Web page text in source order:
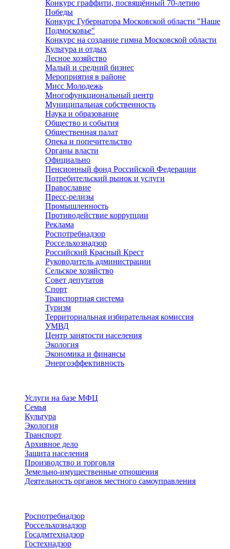
Конкурс граффити, посвящённый 70-летию
Победы
Конкурс Губернатора Московской области "Наше
Подмосковье"
Конкурс на создание гимна Московской области
Культура и отдых
Лесное хозяйство
Малый и средний бизнес
Мероприятия в районе
Мисс Молодежь
Многофункциональный центр
Муниципальная собственность
Наука и образование
Общество и события
Общественная палат
Опека и попечительство
Органы власти
Официально
Пенсионный фонд Российской Федерации
Потребительский рынок и услуги
Православие
Пресс-релизы
Промышленность
Противодействие коррупции
Реклама
Роспотребнадзор
Россельхознадзор
Российский Красный Крест
Руководитель администрации
Сельское хозяйство
Совет депутатов
Спорт
Транспортная система
Туризм
Территориальная избирательная комиссия
УМВД
Центр занятости населения
Экология
Экономика и финансы
Энергоэффективность
Услуги на базе МФЦ
Семья
Культура
Экология
Транспорт
Архивное дело
Защита населения
Производство и торговля
Земельно-имущественные отношения
Деятельность органов местного самоуправления
Роспотребнадзор
Россельхознадзор
Госадмтехнадзор
Гостехнадзор